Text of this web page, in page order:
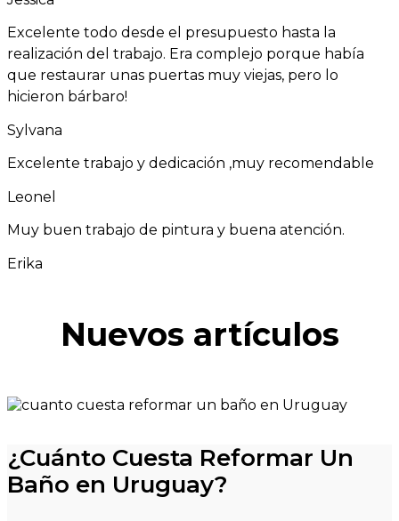
Excelente todo desde el presupuesto hasta la
realización del trabajo. Era complejo porque había
que restaurar unas puertas muy viejas, pero lo
hicieron bárbaro!
Sylvana
Excelente trabajo y dedicación ,muy recomendable
Leonel
Muy buen trabajo de pintura y buena atención.
Erika
Nuevos artículos
¿Cuánto Cuesta Reformar Un
Baño en Uruguay?